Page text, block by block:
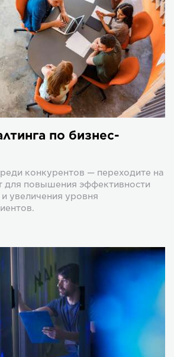
по бизнес-
конкурентов — переходите на
повышения эффективности
увеличения уровня